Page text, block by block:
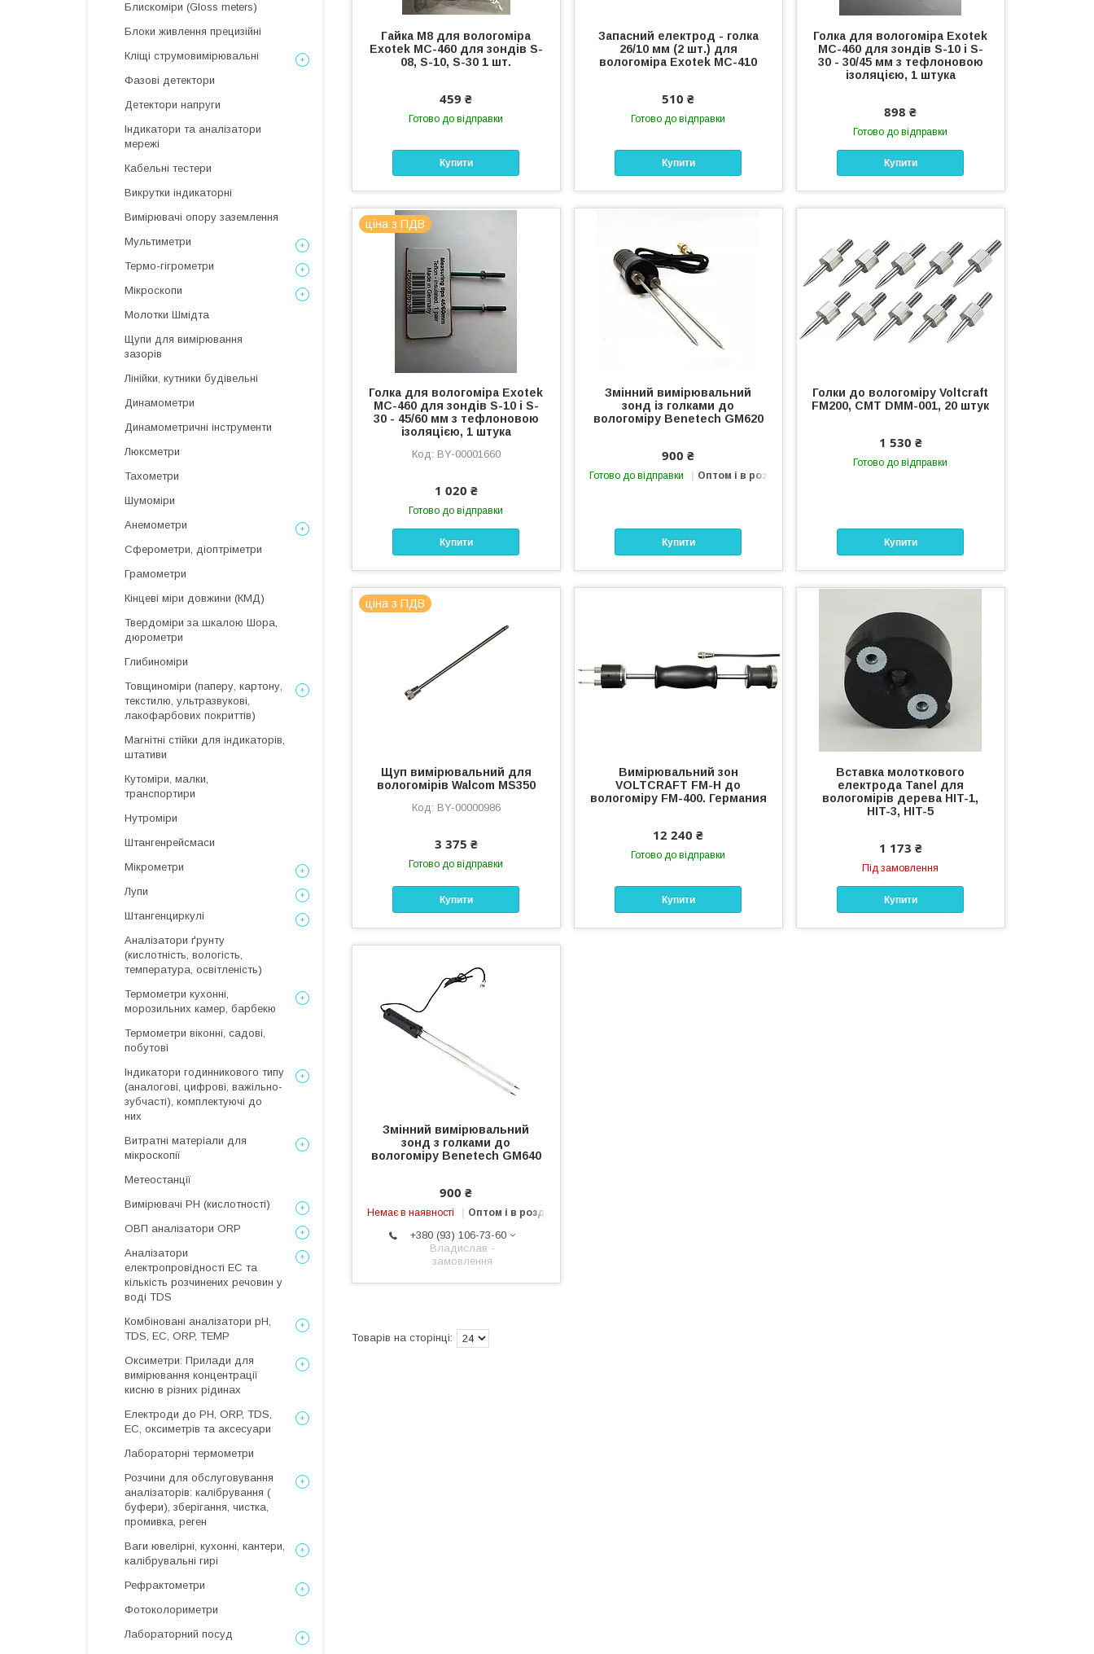
Гайка M8 для вологоміра
Exotek MC-460 для зондів S-
08, S-10, S-30 1 шт.
459 ₴
Готово до відправки
Купити
Запасний електрод - голка
26/10 мм (2 шт.) для
вологоміра Exotek MC-410
510 ₴
Готово до відправки
Купити
Голка для вологоміра Exotek
MC-460 для зондів S-10 і S-
30 - 30/45 мм з тефлоновою
ізоляцією, 1 штука
898 ₴
Готово до відправки
Купити
ціна з ПДВ
Голка для вологоміра Exotek
MC-460 для зондів S-10 і S-
30 - 45/60 мм з тефлоновою
ізоляцією, 1 штука
BY-00001660
1 020 ₴
Готово до відправки
Купити
Змінний вимірювальний
зонд із голками до
вологоміру Benetech GM620
900 ₴
Готово до відправки Оптом і в роздріб
Купити
Голки до вологоміру Voltcraft
FM200, CMT DMM-001, 20 штук
1 530 ₴
Готово до відправки
Купити
ціна з ПДВ
Щуп вимірювальний для
вологомірів Walcom MS350
BY-00000986
3 375 ₴
Готово до відправки
Купити
Вимірювальний зон
VOLTCRAFT FM-H до
вологоміру FM-400. Германия
12 240 ₴
Готово до відправки
Купити
Вставка молоткового
електрода Tanel для
вологомірів дерева HIT-1,
HIT-3, HIT-5
1 173 ₴
Під замовлення
Купити
Змінний вимірювальний
зонд з голками до
вологоміру Benetech GM640
900 ₴
Немає в наявності Оптом і в роздріб
+380 (93) 106-73-60
Владислав -
замовлення
Блискоміри (Gloss meters)
Блоки живлення прецизійні
Кліщі струмовимірювальні
Фазові детектори
Детектори напруги
Індикатори та аналізатори
мережі
Кабельні тестери
Викрутки індикаторні
Вимірювачі опору заземлення
Мультиметри
Термо-гігрометри
Мікроскопи
Молотки Шмідта
Щупи для вимірювання
зазорів
Лінійки, кутники будівельні
Динамометри
Динамометричні інструменти
Люксметри
Тахометри
Шумоміри
Анемометри
Сферометри, діоптріметри
Грамометри
Кінцеві міри довжини (КМД)
Твердоміри за шкалою Шора,
дюрометри
Глибиноміри
Товщиноміри (паперу, картону,
текстилю, ультразвукові,
лакофарбових покриттів)
Магнітні стійки для індикаторів,
штативи
Кутоміри, малки,
транспортири
Нутроміри
Штангенрейсмаси
Мікрометри
Лупи
Штангенциркулі
Аналізатори ґрунту
(кислотність, вологість,
температура, освітленість)
Термометри кухонні,
морозильних камер, барбекю
Термометри віконні, садові,
побутові
Індикатори годинникового типу
(аналогові, цифрові, важільно-
зубчасті), комплектуючі до
них
Витратні матеріали для
мікроскопії
Метеостанції
Вимірювачі РН (кислотності)
ОВП аналізатори ORP
Аналізатори
електропровідності EC та
кількість розчинених речовин у
воді TDS
Комбіновані аналізатори pH,
TDS, EC, ORP, TEMP
Оксиметри: Прилади для
вимірювання концентрації
кисню в різних рідинах
Електроди до PH, ORP, TDS,
EC, оксиметрів та аксесуари
Лабораторні термометри
Розчини для обслуговування
аналізаторів: калібрування (
буфери), зберігання, чистка,
промивка, реген
Ваги ювелірні, кухонні, кантери,
калібрувальні гирі
Рефрактометри
Фотоколориметри
Лабораторний посуд